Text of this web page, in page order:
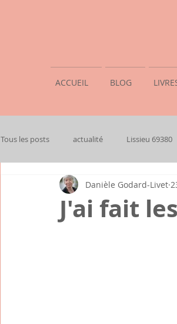
ACCUEIL BLOG
Tous les posts actualité Lissieu 69380
mon histoire familiale
J'ai fait
Danièle Godard-Livet